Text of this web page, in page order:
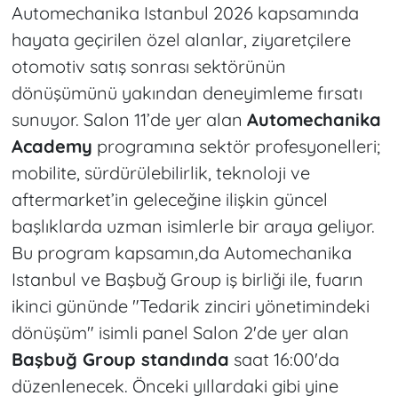
Automechanika Istanbul 2026 kapsamında
hayata geçirilen özel alanlar, ziyaretçilere
otomotiv satış sonrası sektörünün
dönüşümünü yakından deneyimleme fırsatı
sunuyor. Salon 11’de yer alan Automechanika
Academy programına sektör profesyonelleri;
mobilite, sürdürülebilirlik, teknoloji ve
aftermarket’in geleceğine ilişkin güncel
başlıklarda uzman isimlerle bir araya geliyor.
Bu program kapsamın,da Automechanika
Istanbul ve Başbuğ Group iş birliği ile, fuarın
ikinci gününde "Tedarik zinciri yönetimindeki
dönüşüm" isimli panel Salon 2'de yer alan
Başbuğ Group standında saat 16:00'da
düzenlenecek. Önceki yıllardaki gibi yine